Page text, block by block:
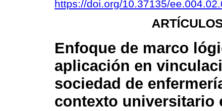
https://doi.org/10.37135/
Enfoque de marco
aplicación en
sociedad de
contexto universitario